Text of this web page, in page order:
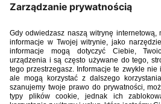
18. Wojciech Smuda (Raków Częstochowa)
19. Mikołaj Opyd (Stal Rzeszów)